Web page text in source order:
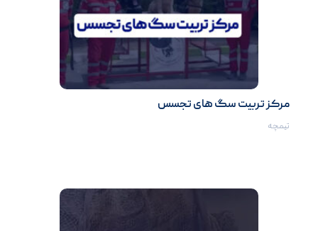
مرکز تربیت سگ های تجسس
تیمچه